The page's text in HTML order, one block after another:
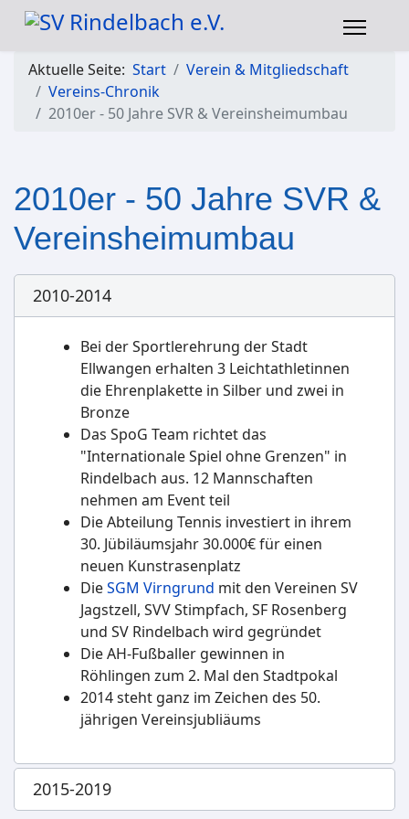
Aktuelle Seite: Start
Verein & Mitgliedschaft
Vereins-Chronik
2010er - 50 Jahre SVR & Vereinsheimumbau
2010er - 50 Jahre SVR &
Vereinsheimumbau
2010-2014
Bei der Sportlerehrung der Stadt
Ellwangen erhalten 3 Leichtathletinnen
die Ehrenplakette in Silber und zwei in
Bronze
Das SpoG Team richtet das
"Internationale Spiel ohne Grenzen" in
Rindelbach aus. 12 Mannschaften
nehmen am Event teil
Die Abteilung Tennis investiert in ihrem
30. Jübiläumsjahr 30.000€ für einen
neuen Kunstrasenplatz
DieSGM Virngrund mit den Vereinen SV
Jagstzell, SVV Stimpfach, SF Rosenberg
und SV Rindelbach wird gegründet
Die AH-Fußballer gewinnen in
Röhlingen zum 2. Mal den Stadtpokal
2014 steht ganz im Zeichen des 50.
jährigen Vereinsjubliäums
2015-2019